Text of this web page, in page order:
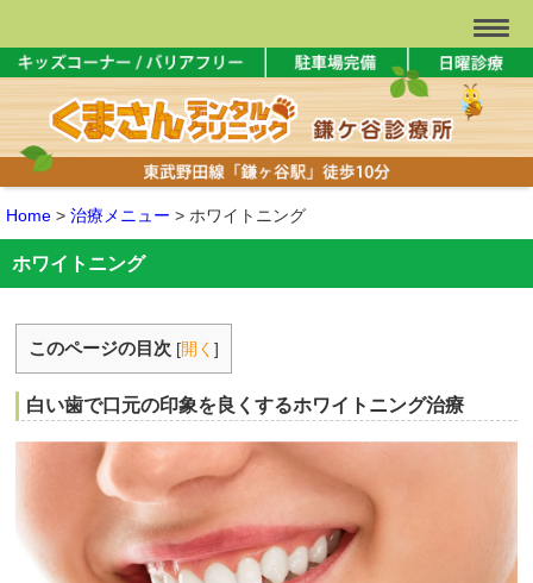
Home > 治療メニュー > ホワイトニング
ホワイトニング
このページの目次 [開く]
白い歯で口元の印象を良くするホワイトニング治療